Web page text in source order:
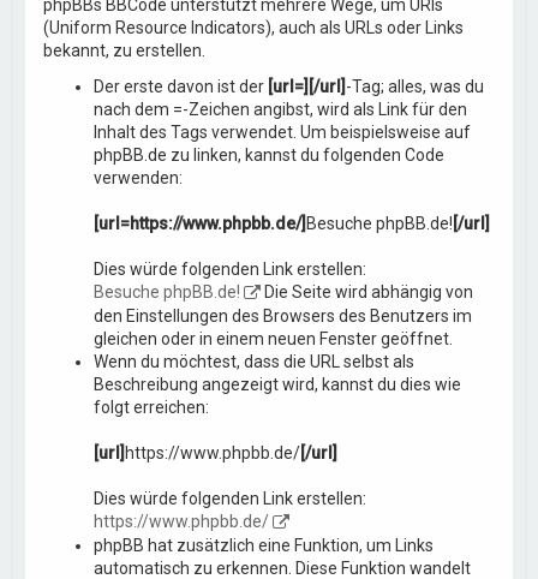
phpBBs BBCode unterstützt mehrere Wege, um URIs
(Uniform Resource Indicators), auch als URLs oder Links
bekannt, zu erstellen.
Der erste davon ist der [url=][/url] -Tag; alles, was du
nach dem =-Zeichen angibst, wird als Link für den
Inhalt des Tags verwendet. Um beispielsweise auf
phpBB.de zu linken, kannst du folgenden Code
verwenden:
[url=https://www.phpbb.de/] Besuche phpBB.de! [/url]
Dies würde folgenden Link erstellen:
Besuche phpBB.de!
Die Seite wird abhängig von
den Einstellungen des Browsers des Benutzers im
gleichen oder in einem neuen Fenster geöffnet.
Wenn du möchtest, dass die URL selbst als
Beschreibung angezeigt wird, kannst du dies wie
folgt erreichen:
[url] https://www.phpbb.de/[/url]
Dies würde folgenden Link erstellen:
https://www.phpbb.de/
phpBB hat zusätzlich eine Funktion, um Links
automatisch zu erkennen. Diese Funktion wandelt